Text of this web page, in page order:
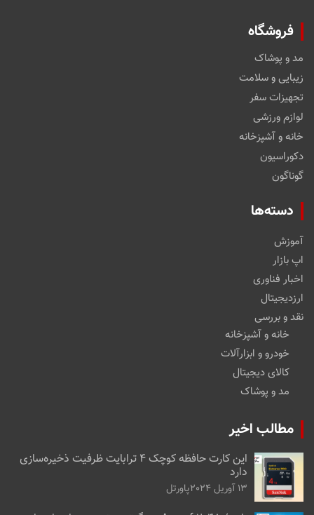
فروشگاه
مد و پوشاک
زیبایی و سلامت
تجهیزات سفر
لوازم ورزشی
خانه و آشپزخانه
دکوراسیون
گوناگون
دسته‌ها
آموزش
اپ بازار
اخبار فناوری
ارزدیجیتال
نقد و بررسی
خانه و آشپزخانه
خودرو و ابزارآلات
کالای دیجیتال
مد و پوشاک
مطالب اخیر
این کارت حافظه کوچک ۴ ترابایت ظرفیت ذخیره‌سازی
دارد
13 آوریل 2024 پاورتل